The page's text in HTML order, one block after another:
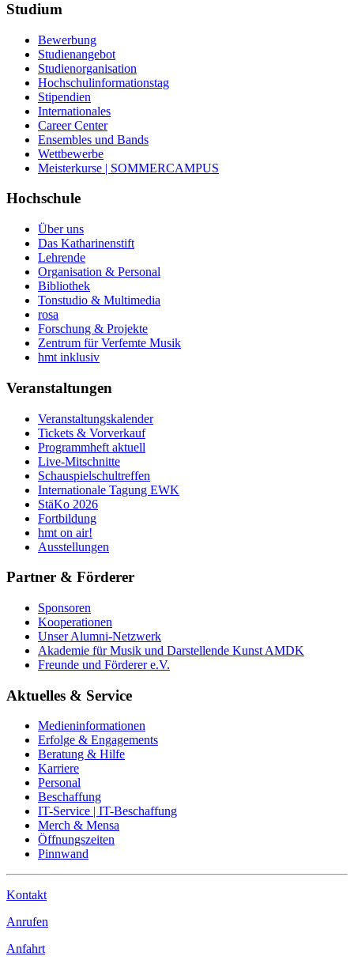
Studium
Bewerbung
Studienangebot
Studienorganisation
Hochschulinformationstag
Stipendien
Internationales
Career Center
Ensembles und Bands
Wettbewerbe
Meisterkurse | SOMMERCAMPUS
Hochschule
Über uns
Das Katharinenstift
Lehrende
Organisation & Personal
Bibliothek
Tonstudio & Multimedia
rosa
Forschung & Projekte
Zentrum für Verfemte Musik
hmt inklusiv
Veranstaltungen
Veranstaltungskalender
Tickets & Vorverkauf
Programmheft aktuell
Live-Mitschnitte
Schauspielschultreffen
Internationale Tagung EWK
StäKo 2026
Fortbildung
hmt on air!
Ausstellungen
Partner & Förderer
Sponsoren
Kooperationen
Unser Alumni-Netzwerk
Akademie für Musik und Darstellende Kunst AMDK
Freunde und Förderer e.V.
Aktuelles & Service
Medieninformationen
Erfolge & Engagements
Beratung & Hilfe
Karriere
Personal
Beschaffung
IT-Service | IT-Beschaffung
Merch & Mensa
Öffnungszeiten
Pinnwand
Kontakt
Anrufen
Anfahrt